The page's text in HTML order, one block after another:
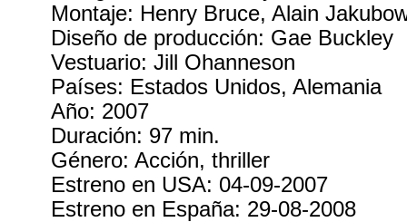
Montaje: Henry Bruce, Alain
Diseño de producción: Gae Buckley
Vestuario: Jill Ohanneson
Países: Estados Unidos, Alemania
Año: 2007
Duración: 97 min.
Género: Acción, thriller
Estreno en USA: 04-09-2007
Estreno en España: 29-08-2008